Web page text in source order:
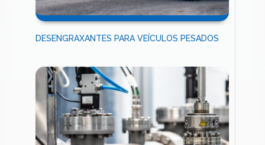
DESENGRAXANTES PARA VEÍCULOS PESADOS